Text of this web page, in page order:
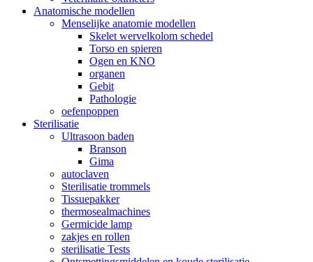
Anatomische modellen
Menselijke anatomie modellen
Skelet wervelkolom schedel
Torso en spieren
Ogen en KNO
organen
Gebit
Pathologie
oefenpoppen
Sterilisatie
Ultrasoon baden
Branson
Gima
autoclaven
Sterilisatie trommels
Tissuepakker
thermosealmachines
Germicide lamp
zakjes en rollen
sterilisatie Tests